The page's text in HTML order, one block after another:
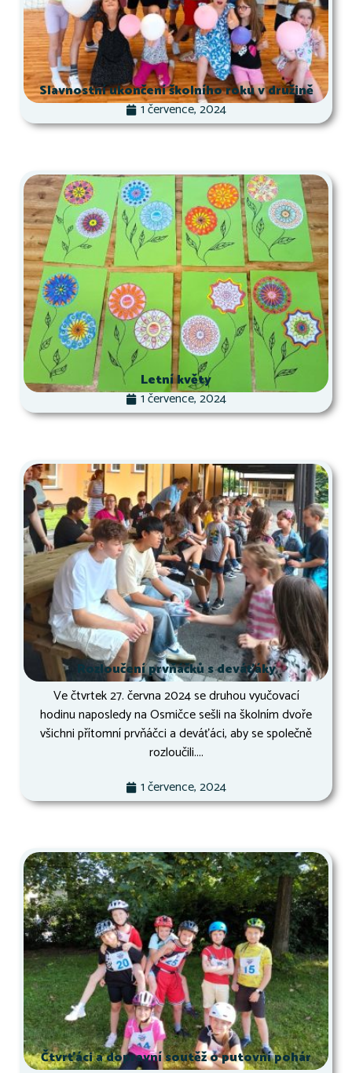
Slavnostní ukončení školního roku v družině
1 července, 2024
Letní květy
1 července, 2024
Rozloučení prvňáčků s deváťáky
Ve čtvrtek 27. června 2024 se druhou vyučovací
hodinu naposledy na Osmičce sešli na školním dvoře
všichni přítomní prvňáčci a deváťáci, aby se společně
rozloučili....
1 července, 2024
Čtvrťáci a dopravní soutěž o putovní pohár